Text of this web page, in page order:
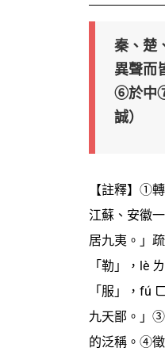
秦、楚
異聲而
⑥於中
誠）
【註釋】①
江蘇、安徽
居九夷。」
「勒」，lè
「服」，fú
九天鄙。」③
的泛稱。④